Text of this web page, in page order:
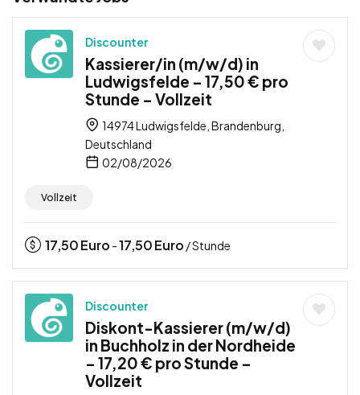
Discounter
Kassierer/in (m/w/d) in
Ludwigsfelde – 17,50 € pro
Stunde – Vollzeit
14974 Ludwigsfelde, Brandenburg,
Deutschland
02/08/2026
Vollzeit
17,50Euro -17,50Euro / Stunde
Discounter
Diskont-Kassierer (m/w/d)
in Buchholz in der Nordheide
– 17,20 € pro Stunde –
Vollzeit